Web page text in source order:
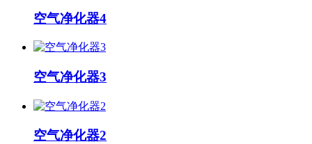
空气净化器4
空气净化器3
空气净化器2